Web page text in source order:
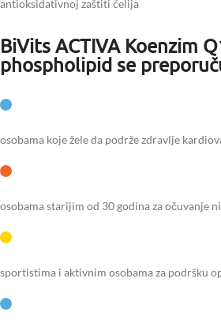
antioksidativnoj zaštiti ćelija
BiVits ACTIVA Koenzim
phospholipid se
osobama koje žele da podrže zdravlje
osobama starijim od 30 godina za očuvanje
sportistima i aktivnim osobama za podršku